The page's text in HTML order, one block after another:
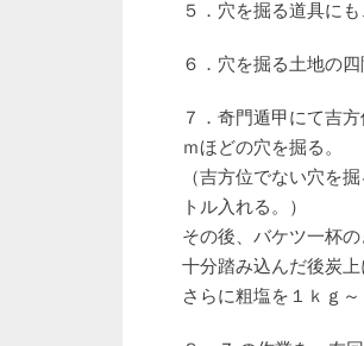
５．穴を掘る道具に
６．穴を掘る土地の
７．奇門遁甲にて吉
ｍほどの穴を掘る。
（吉方位でない穴を
トル入れる。）
その後、バケツ一杯
十分踏み込んだ後炭
さらに粗塩を１ｋｇ～